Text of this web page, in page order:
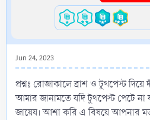
Jun 24, 2023
প্রশ্নঃ রোজাকালে ব্রাশ ও টুথপেস্ট
আমার জানামতে যদি টুথপেস্ট পেটে না
জায়েয। আশা করি এ বিষয়ে আপনার